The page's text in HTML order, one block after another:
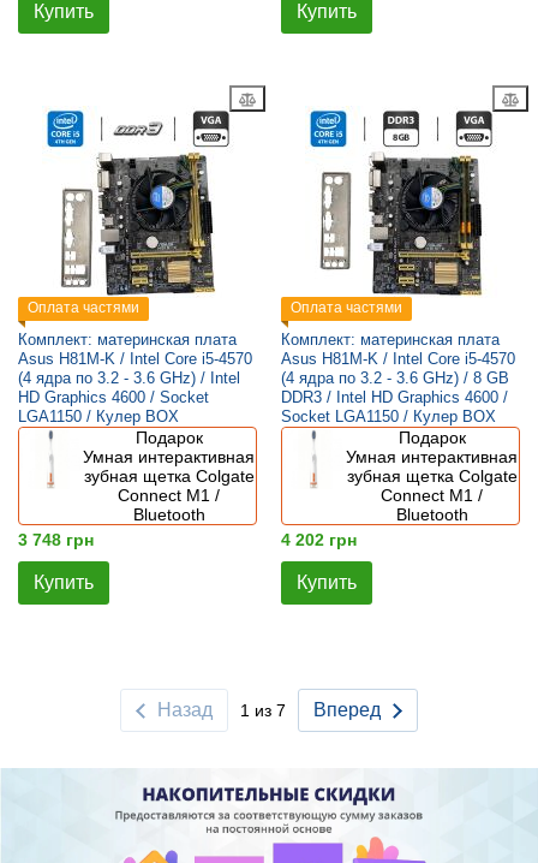
Купить Купить
Оплата частями
Комплект: материнская плата
Asus H81M-K / Intel Core i5-4570
(4 ядра по 3.2 - 3.6 GHz) / Intel
HD Graphics 4600 / Socket
LGA1150 / Кулер BOX
Подарок
Умная интерактивная
зубная щетка Colgate
Connect M1 /
Bluetooth
3 748 грн
Купить
Оплата частями
Комплект: материнская плата
Asus H81M-K / Intel Core i5-4570
(4 ядра по 3.2 - 3.6 GHz) / 8 GB
DDR3 / Intel HD Graphics 4600 /
Socket LGA1150 / Кулер BOX
Подарок
Умная интерактивная
зубная щетка Colgate
Connect M1 /
Bluetooth
4 202 грн
Купить
Назад 1 из 7 Вперед